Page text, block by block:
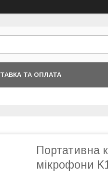
ТА ОПЛАТА
Портативна
мікрофони